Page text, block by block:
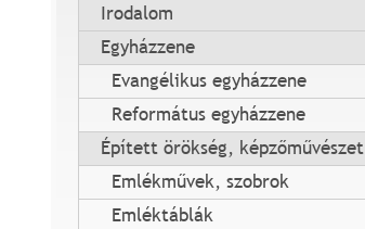
Irodalom
Egyházzene
Evangélikus egyházzene
Református egyházzene
Épített örökség, képzőművészet
Emlékművek, szobrok
Emléktáblák